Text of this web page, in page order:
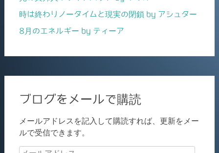
時は終わりノータイムと現実の閉鎖 by アシュター
8月のエネルギー by ティーア
ブログをメールで購読
メールアドレスを記入して購読すれば、更新をメー
ルで受信できます。
メ